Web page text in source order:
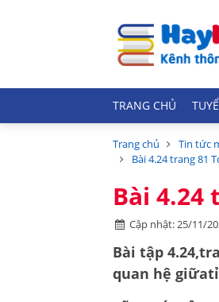
TRANG CHỦ
Trang chủ Tin tức
Bài 4.24 trang 81
Bài
Cập nhật: 25/11/
Bài tập 4.24,
quan hệ giữa